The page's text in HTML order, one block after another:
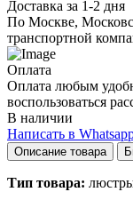
Доставка за 1-2 дня
По Москве,
транспортной
Оплата
Оплата любым
воспользоваться
В наличии
Написать в
Описание товара
Тип товара: